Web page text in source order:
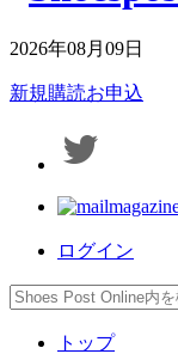
2026年08月09日
新規購読お申込
ログイン
トップ